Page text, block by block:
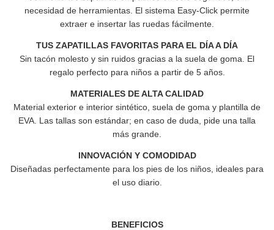
necesidad de herramientas. El sistema Easy-Click permite
extraer e insertar las ruedas fácilmente.
TUS ZAPATILLAS FAVORITAS PARA EL DÍA A DÍA
Sin tacón molesto y sin ruidos gracias a la suela de goma. El
regalo perfecto para niños a partir de 5 años.
MATERIALES DE ALTA CALIDAD
Material exterior e interior sintético, suela de goma y plantilla de
EVA. Las tallas son estándar; en caso de duda, pide una talla
más grande.
INNOVACIÓN Y COMODIDAD
Diseñadas perfectamente para los pies de los niños, ideales para
el uso diario.
BENEFICIOS